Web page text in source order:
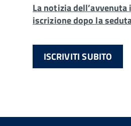
La notizia
iscrizione dopo la
ISCRIVITI SUBITO